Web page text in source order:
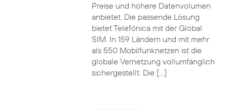
Preise und höhere Datenvolumen
anbietet. Die passende Lösung
bietet Telefónica mit der Global
SIM. In 159 Ländern und mit mehr
als 550 Mobilfunknetzen ist die
globale Vernetzung vollumfänglich
sichergestellt. Die […]